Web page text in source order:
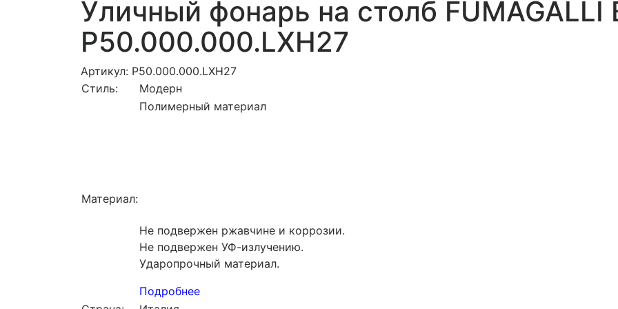
Уличный фонарь на столб FUMAGALLI
P50.000.000.LXH27
Артикул: P50.000.000.LXH27
Стиль:
Модерн
Материал:
Полимерный материал
Не подвержен ржавчине и коррозии.
Не подвержен УФ-излучению.
Ударопрочный материал.
Подробнее